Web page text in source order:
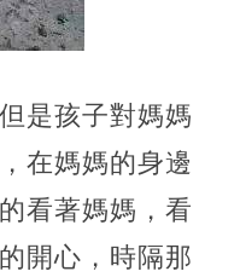
是孩子對媽媽
在媽媽的身邊
看著媽媽，看
開心，時隔那